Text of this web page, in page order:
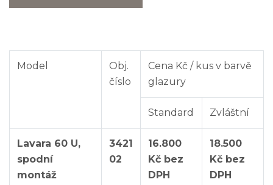
Model
Obj.
číslo
Cena Kč / kus v barvě
glazury
Standard Zvláštní
Lavara 60 U,
spodní
montáž
3421
02
16.800
Kč bez
DPH
18.500
Kč bez
DPH